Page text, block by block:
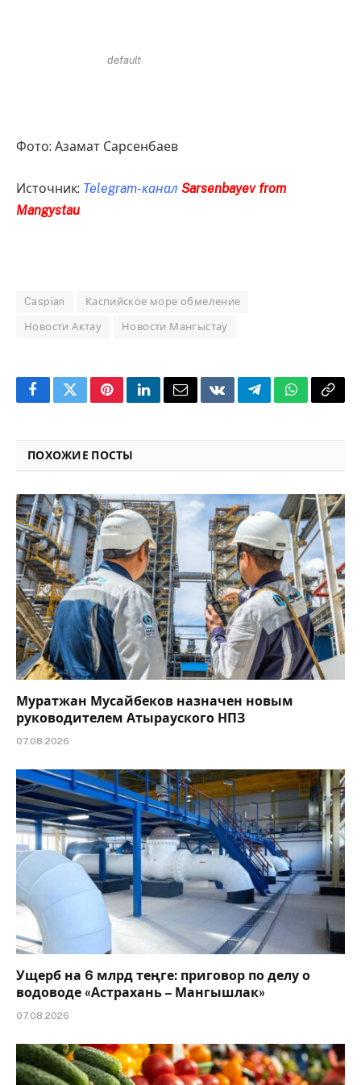
default
Фото: Азамат Сарсенбаев
Источник: Telegram-канал Sarsenbayev from
Mangystau
Caspian Каспийское море обмеление
Новости Актау Новости Мангыстау
FacebookTwitterPinterestLinkedInEmailVKontakteTelegramWhatsApp
Copy
ПОХОЖИЕ ПОСТЫ
Муратжан Мусайбеков назначен новым
руководителем Атырауского НПЗ
07.08.2026
Ущерб на 6 млрд теңге: приговор по делу о
водоводе «Астрахань – Мангышлак»
07.08.2026